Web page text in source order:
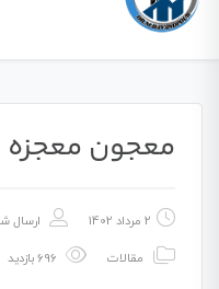
معجون
2 مرداد 1402 ارسال
مقالات